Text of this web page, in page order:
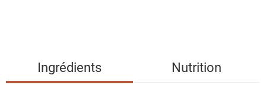
Ingrédients Nutrition